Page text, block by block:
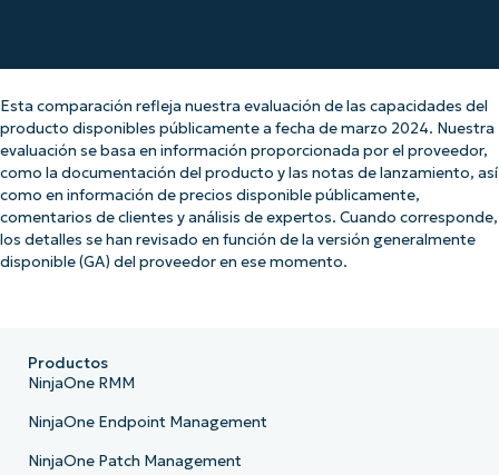
Esta comparación refleja nuestra evaluación de las capacidades del
producto disponibles públicamente a fecha de marzo 2024. Nuestra
evaluación se basa en información proporcionada por el proveedor,
como la documentación del producto y las notas de lanzamiento, así
como en información de precios disponible públicamente,
comentarios de clientes y análisis de expertos. Cuando corresponde,
los detalles se han revisado en función de la versión generalmente
disponible (GA) del proveedor en ese momento.
Productos
NinjaOne RMM
NinjaOne Endpoint Management
NinjaOne Patch Management